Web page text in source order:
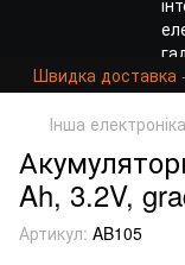
Швидка доставка -
Інша електроніка
Ah, 3.2V,
Артикул: AB105